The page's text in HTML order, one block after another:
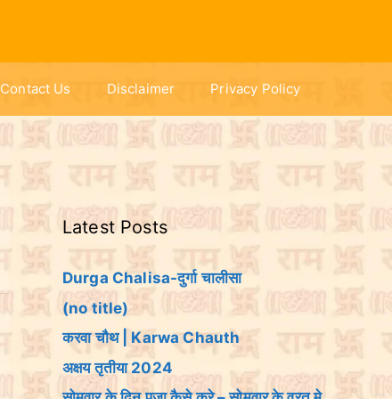
Contact Us Disclaimer Privacy Policy
Latest Posts
Durga Chalisa-दुर्गा चालीसा
(no title)
करवा चौथ | Karwa Chauth
अक्षय तृतीया 2024